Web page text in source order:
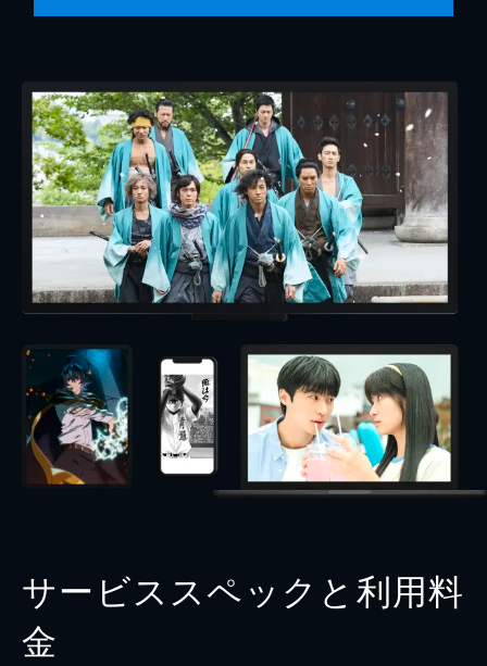
サービススペックと利用料
金